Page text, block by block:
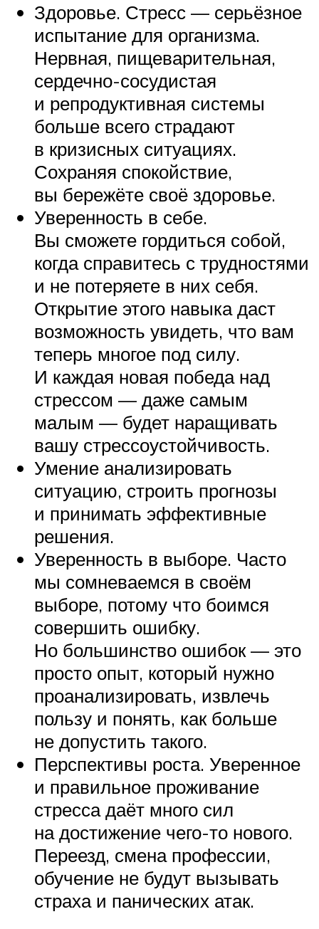
Здоровье. Стресс — серьёзное
испытание для организма.
Нервная, пищеварительная,
сердечно-сосудистая
и репродуктивная системы
больше всего страдают
в кризисных ситуациях.
Сохраняя спокойствие,
вы бережёте своё здоровье.
Уверенность в себе.
Вы сможете гордиться собой,
когда справитесь с трудностями
и не потеряете в них себя.
Открытие этого навыка даст
возможность увидеть, что вам
теперь многое под силу.
И каждая новая победа над
стрессом — даже самым
малым — будет наращивать
вашу стрессоустойчивость.
Умение анализировать
ситуацию, строить прогнозы
и принимать эффективные
решения.
Уверенность в выборе. Часто
мы сомневаемся в своём
выборе, потому что боимся
совершить ошибку.
Но большинство ошибок — это
просто опыт, который нужно
проанализировать, извлечь
пользу и понять, как больше
не допустить такого.
Перспективы роста. Уверенное
и правильное проживание
стресса даёт много сил
на достижение чего-то нового.
Переезд, смена профессии,
обучение не будут вызывать
страха и панических атак.